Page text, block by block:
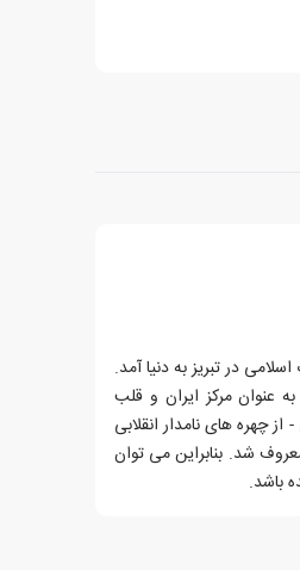
از انقلاب اسلامی در تبریز به دنیا آمد.
عنوان مرکز ایران و قلب
چهره های نامدار انقلابی
شد. بنابراین می توان
باشد.